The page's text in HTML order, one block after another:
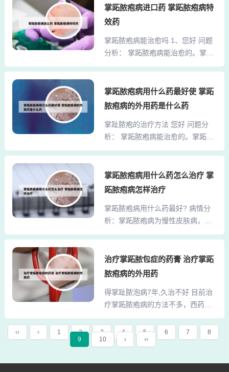
MTX等 局部行uva或uvb治疗。3、
目前治疗掌跖脓疱病的方法不多，
物外用治疗掌跖脓疱病，但疗效短
暂，副作用...
以致邪毒循经外越蕴于掌跖而发。
指导建议：治疗以消炎抗病毒为
韦、强的松或涂阿昔洛韦软膏治
疗。还可以给予口服皮质激素和抗
组胺药治疗的。2、病情分析：掌跖
发作趋向，目前考虑与免疫，感
染，局部过敏有关。 意见建议：治
次，雷公藤多甙20mg每日2次，西
替利嗪10MG每...
掌跖脓疱病进口药 掌跖脓疱病特
效药
掌跖脓疱病能治愈吗 1、您好 问题
分析： 掌跖脓疱病能治愈的。掌跖
脓疱主要由于脾虚生湿，湿热内
经外越蕴于掌跖而发。 指导建议：
治疗以消炎抗病毒为主，例如口服
涂阿昔洛韦软膏治疗。还可以给予
口服皮质激素和抗组胺药治疗的。
2、当然可以治疗好啊，我大伯的掌
氏掌跖脓疱病秘方。这个药专治掌
跖脓疱病的。3、有人认为与病灶感
治疗可以使皮损减轻或治愈，并在
合并细菌感染时皮损恶...
掌跖脓疱病用什么药最好使 掌跖
脓疱病的外用药是什么药
掌趾脓疱的治疗方法 您好 问题分
析： 掌跖脓疱病能治愈的。掌跖脓
疱主要由于脾虚生湿，湿热内蕴，
越蕴于掌跖而发。 指导建议：治疗
以消炎抗病毒为主，例如口服泛昔
昔洛韦软膏治疗。还可以给予口服
皮质激素和抗组胺药治疗的。病情
分析： 掌跖脓疱病是一种慢性疾病
疗掌跖脓疱病，可以结合中药进行
外洗的，在治疗掌跖脓疱病时以少
掌跖脓疱病是指局限于掌跖部的慢
性复发性疾病，是银屑病...
掌跖脓疱病用什么药怎么治疗 掌
跖脓疱病怎样治疗
掌跖脓疱病用什么药最好? 病情分
析：掌跖脓疱病为慢性皮肤病，病
程有反复发作趋向，目前考虑与免
议：治疗方法：口服维甲酸10MG
每日1-2次，雷公藤多甙20mg每日2
加用维生素E、维生素C、叶酸等治
疗。不建议长期激素治疗。您好 问
题分析： 掌跖脓疱病能治愈的。掌
跖脓疱主要由于脾虚生湿，湿热内
蕴，或外感湿热邪毒，以致邪毒循
治疗掌跖脓包症的药膏 治疗掌跖
脓疱病的外用药
得掌趾脓泡病7年,久治不好 目前治
疗掌跖脓疱病的方法不多，西药治
疗一般选择糖皮质激素类药物外用
治疗掌跖脓疱病，但疗效短暂，副
作用较大。您好，掌跖脓疱病是一
一旦抵抗力下降或遇到诱发因素就
‹‹ ‹ 1 2 3 4 5 6 7
8
9
10 › ››